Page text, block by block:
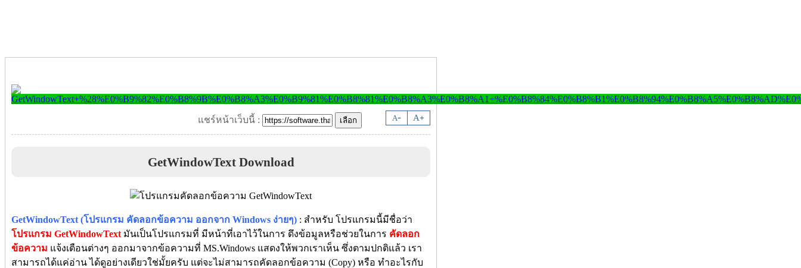
A- A+
แชร์หน้าเว็บนี้ :
GetWindowText Download
GetWindowText (โปรแกรม คัดลอกข้อความ ออกจาก Windows ง่ายๆ) : สำหรับ โปรแกรมนี้มีชื่อว่า
โปรแกรม GetWindowText มันเป็นโปรแกรมที่ มีหน้าที่เอาไว้ในการ ดึงข้อมูลหรือช่วยในการ คัดลอก
ข้อความ แจ้งเตือนต่างๆ ออกมาจากข้อความที่ MS.Windows แสดงให้พวกเราเห็น ซึ่งตามปกติแล้ว เรา
สามารถได้แค่อ่าน ได้ดูอย่างเดียวใช่มั้ยครับ แต่จะไม่สามารถคัดลอกข้อความ (Copy) หรือ ทำอะไรกับ